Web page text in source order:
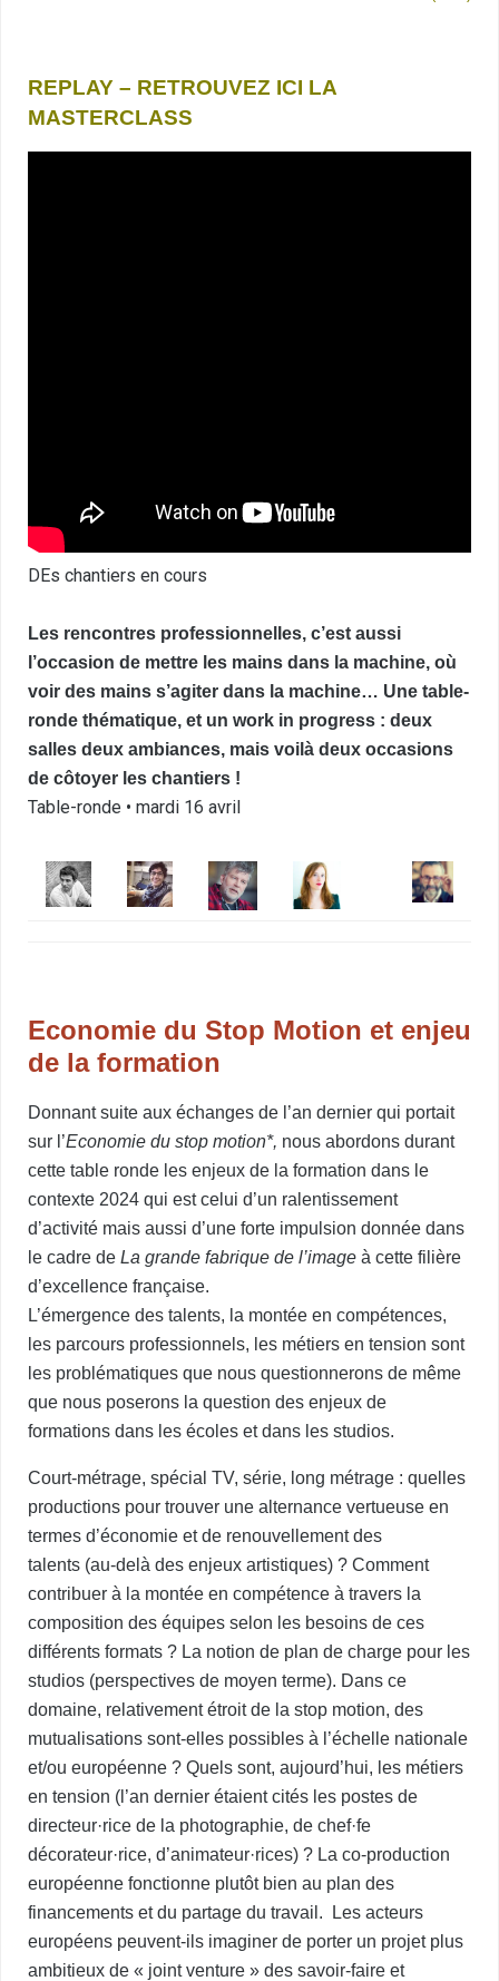
REPLAY – RETROUVEZ ICI LA
MASTERCLASS
DEs chantiers en cours
Les rencontres professionnelles, c’est aussi
l’occasion de mettre les mains dans la machine, où
voir des mains s’agiter dans la machine… Une table-
ronde thématique, et un work in progress : deux
salles deux ambiances, mais voilà deux occasions
de côtoyer les chantiers !
Table-ronde • mardi 16 avril
Economie du Stop Motion et enjeu
de la formation
Donnant suite aux échanges de l’an dernier qui portait
sur l’Economie du stop motion*, nous abordons durant
cette table ronde les enjeux de la formation dans le
contexte 2024 qui est celui d’un ralentissement
d’activité mais aussi d’une forte impulsion donnée dans
le cadre de La grande fabrique de l’image à cette filière
d’excellence française.
L’émergence des talents, la montée en compétences,
les parcours professionnels, les métiers en tension sont
les problématiques que nous questionnerons de même
que nous poserons la question des enjeux de
formations dans les écoles et dans les studios.
Court-métrage, spécial TV, série, long métrage : quelles
productions pour trouver une alternance vertueuse en
termes d’économie et de renouvellement des
talents (au-delà des enjeux artistiques) ? Comment
contribuer à la montée en compétence à travers la
composition des équipes selon les besoins de ces
différents formats ? La notion de plan de charge pour les
studios (perspectives de moyen terme). Dans ce
domaine, relativement étroit de la stop motion, des
mutualisations sont-elles possibles à l’échelle nationale
et/ou européenne ? Quels sont, aujourd’hui, les métiers
en tension (l’an dernier étaient cités les postes de
directeur·rice de la photographie, de chef·fe
décorateur·rice, d’animateur·rices) ? La co-production
européenne fonctionne plutôt bien au plan des
financements et du partage du travail. Les acteurs
européens peuvent-ils imaginer de porter un projet plus
ambitieux de « joint venture » des savoir-faire et